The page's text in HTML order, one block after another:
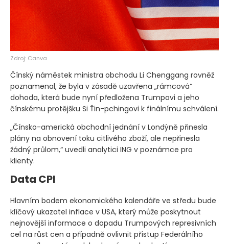
Zdroj: Canva
Čínský náměstek ministra obchodu Li Chenggang rovněž
poznamenal, že byla v zásadě uzavřena „rámcová“
dohoda, která bude nyní předložena Trumpovi a jeho
čínskému protějšku Si Ťin-pchingovi k finálnímu schválení.
„Čínsko-americká obchodní jednání v Londýně přinesla
plány na obnovení toku citlivého zboží, ale nepřinesla
žádný průlom,“ uvedli analytici ING v poznámce pro
klienty.
Data CPI
Hlavním bodem ekonomického kalendáře ve středu bude
klíčový ukazatel inflace v USA, který může poskytnout
nejnovější informace o dopadu Trumpových represivních
cel na růst cen a případně ovlivnit přístup Federálního